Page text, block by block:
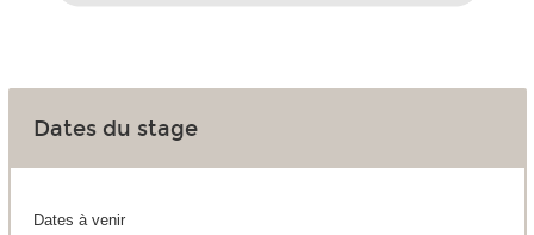
Dates du stage
Dates à venir